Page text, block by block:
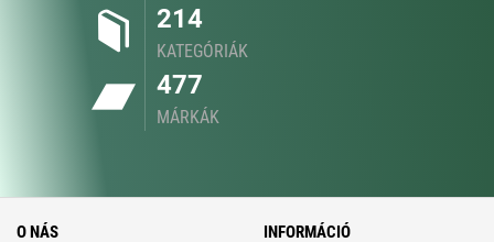
214
KATEGÓRIÁK
477
MÁRKÁK
O NÁS INFORMÁCIÓ